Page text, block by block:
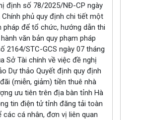
định số 78/2025/NĐ-CP ngày
phủ quy định chi tiết một
pháp để tổ chức, hướng dẫn thi
văn bản quy phạm pháp
2164/STC-GCS ngày 07 tháng
Sở Tài chính về việc đề nghị
Dự thảo Quyết định quy định
(miễn, giảm) tiền thuê nhà
ưu tiên trên địa bàn tỉnh Hà
tin điện tử tỉnh đăng tải toàn
các cá nhân, đơn vị liên quan